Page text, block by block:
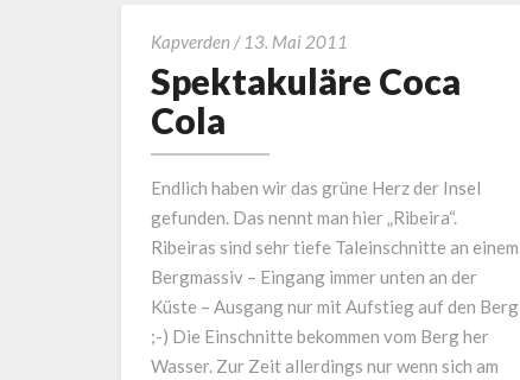
Kapverden / 13. Mai 2011
Coca
Cola
Spektakuläre Coca
Cola
Endlich haben wir das grüne Herz der Insel
gefunden. Das nennt man hier „Ribeira“.
Ribeiras sind sehr tiefe Taleinschnitte an einem
Bergmassiv – Eingang immer unten an der
Küste – Ausgang nur mit Aufstieg auf den Berg
;-) Die Einschnitte bekommen vom Berg her
Wasser. Zur Zeit allerdings nur wenn sich am